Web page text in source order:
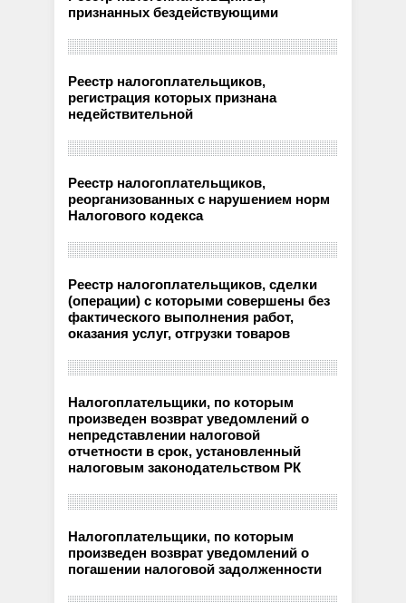
признанных бездействующими
Реестр налогоплательщиков,
регистрация которых признана
недействительной
Реестр налогоплательщиков,
реорганизованных с нарушением норм
Налогового кодекса
Реестр налогоплательщиков, сделки
(операции) с которыми совершены без
фактического выполнения работ,
оказания услуг, отгрузки товаров
Налогоплательщики, по которым
произведен возврат уведомлений о
непредставлении налоговой
отчетности в срок, установленный
налоговым законодательством РК
Налогоплательщики, по которым
произведен возврат уведомлений о
погашении налоговой задолженности